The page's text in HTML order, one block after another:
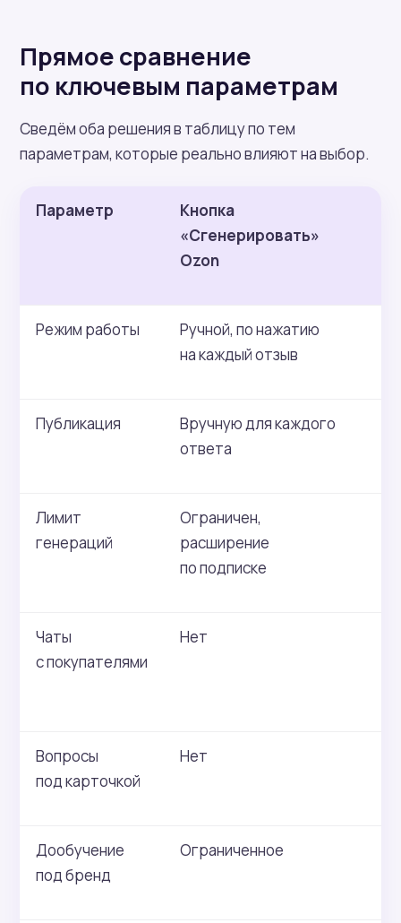
Прямое сравнение
по ключевым параметрам
Сведём оба решения в таблицу по тем
параметрам, которые реально влияют на выбор.
Параметр
Кнопка
«Сгенерировать»
Ozon
Режим работы
Ручной, по нажатию
на каждый отзыв
Публикация
Вручную для каждого
ответа
Лимит
генераций
Ограничен,
расширение
по подписке
Чаты
с покупателями
Нет
Вопросы
под карточкой
Нет
Дообучение
под бренд
Ограниченное